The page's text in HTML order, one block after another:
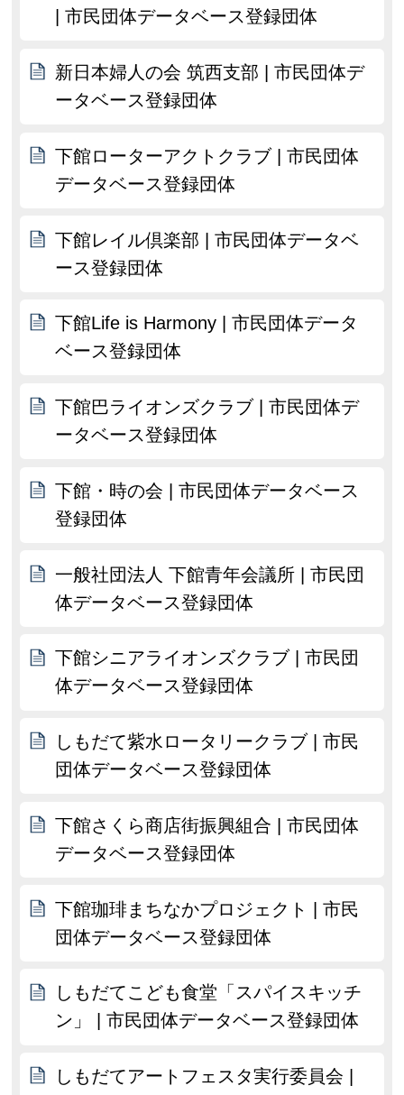
| 市民団体データベース登録団体
新日本婦人の会 筑西支部 | 市民団体デ
ータベース登録団体
下館ローターアクトクラブ | 市民団体
データベース登録団体
下館レイル倶楽部 | 市民団体データベ
ース登録団体
下館Life is Harmony | 市民団体データ
ベース登録団体
下館巴ライオンズクラブ | 市民団体デ
ータベース登録団体
下館・時の会 | 市民団体データベース
登録団体
一般社団法人 下館青年会議所 | 市民団
体データベース登録団体
下館シニアライオンズクラブ | 市民団
体データベース登録団体
しもだて紫水ロータリークラブ | 市民
団体データベース登録団体
下館さくら商店街振興組合 | 市民団体
データベース登録団体
下館珈琲まちなかプロジェクト | 市民
団体データベース登録団体
しもだてこども食堂「スパイスキッチ
ン」 | 市民団体データベース登録団体
しもだてアートフェスタ実行委員会 |